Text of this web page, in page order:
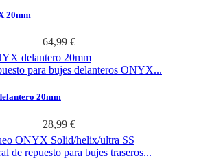
20mm
64,99 €
para bujes delanteros ONYX...
20mm
28,99 €
de repuesto para bujes traseros...